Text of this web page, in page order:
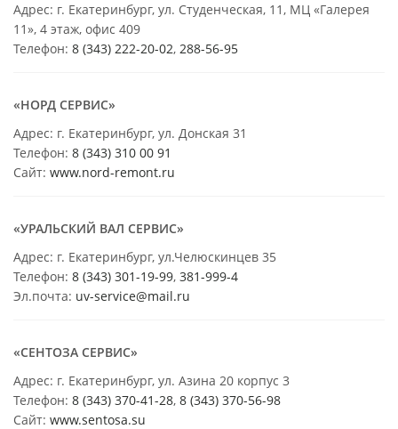
Адрес: г. Екатеринбург, ул. Студенческая, 11, МЦ «Галерея
11», 4 этаж, офис 409
Телефон: 8 (343) 222-20-02, 288-56-95
«НОРД СЕРВИС»
Адрес: г. Екатеринбург, ул. Донская 31
Телефон: 8 (343) 310 00 91
Сайт: www.nord-remont.ru
«УРАЛЬСКИЙ ВАЛ СЕРВИС»
Адрес: г. Екатеринбург, ул.Челюскинцев 35
Телефон: 8 (343) 301-19-99, 381-999-4
Эл.почта: uv-service@mail.ru
«СЕНТОЗА СЕРВИС»
Адрес: г. Екатеринбург, ул. Азина 20 корпус 3
Телефон: 8 (343) 370-41-28, 8 (343) 370-56-98
Сайт: www.sentosa.su